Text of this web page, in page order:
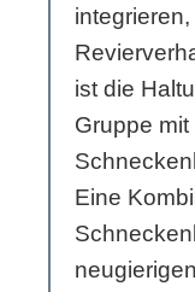
ist die
Gruppe
Eine